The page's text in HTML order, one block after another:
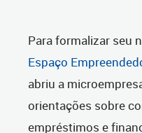
Para formalizar seu
Espaço
abriu a
orientações sobre
empréstimos e